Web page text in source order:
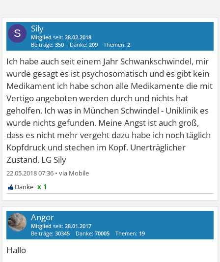
S Sily
Mitglied seit:28.02.2018
Beiträge:350 Danke:209 Themen:2
Ich habe auch seit einem Jahr Schwankschwindel, mir
wurde gesagt es ist psychosomatisch und es gibt kein
Medikament ich habe schon alle Medikamente die mit
Vertigo angeboten werden durch und nichts hat
geholfen. Ich was in München Schwindel - Uniklinik es
wurde nichts gefunden. Meine Angst ist auch groß,
dass es nicht mehr vergeht dazu habe ich noch täglich
Kopfdruck und stechen im Kopf. Unerträglicher
Zustand. LG Sily
22.05.2018 07:36 •
x 1
Angor
Mitglied seit:28.01.2017
Beiträge:30345 Danke:70005 Themen: 19
Hallo